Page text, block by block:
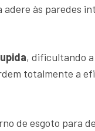
às paredes
, dificultando
totalmente a
de esgoto para